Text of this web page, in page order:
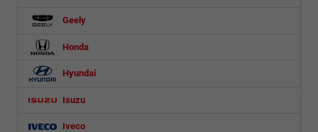
Geely
Honda
Hyundai
Isuzu
Iveco